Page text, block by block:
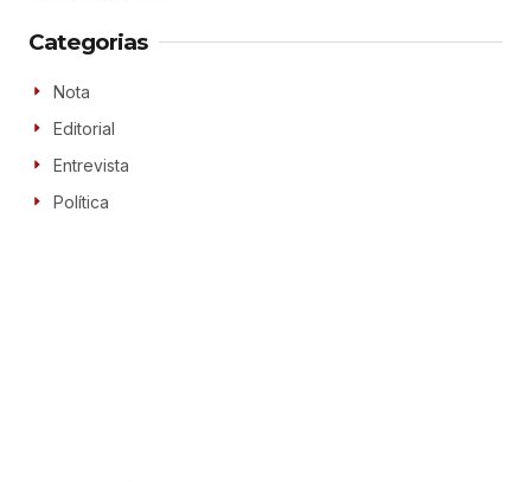
Categorias
Nota
Editorial
Entrevista
Política